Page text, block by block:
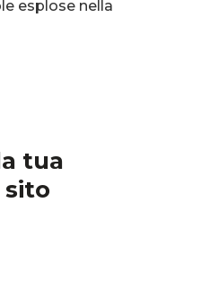
esplose nella
tua
sito